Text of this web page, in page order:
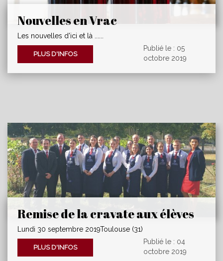
Nouvelles en Vrac
Les nouvelles d'ici et là ......
PLUS D'INFOS
Publié le : 05
octobre 2019
Remise de la cravate aux élèves
de la Mention sommellerie du
Lycée des Métiers de l'Hôtellerie
et du Tourisme d'Occitanie.
Lundi 30 septembre 2019Toulouse (31)
PLUS D'INFOS
Publié le : 04
octobre 2019